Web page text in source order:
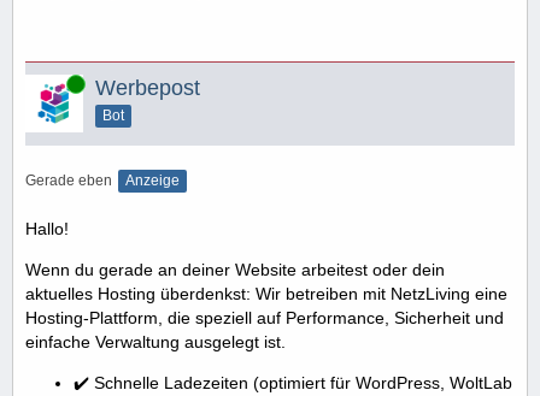
Online Werbepost
Bot
Gerade eben Anzeige
Hallo!
Wenn du gerade an deiner Website arbeitest oder dein
aktuelles Hosting überdenkst: Wir betreiben mit NetzLiving eine
Hosting-Plattform, die speziell auf Performance, Sicherheit und
einfache Verwaltung ausgelegt ist.
✔️ Schnelle Ladezeiten (optimiert für WordPress, WoltLab